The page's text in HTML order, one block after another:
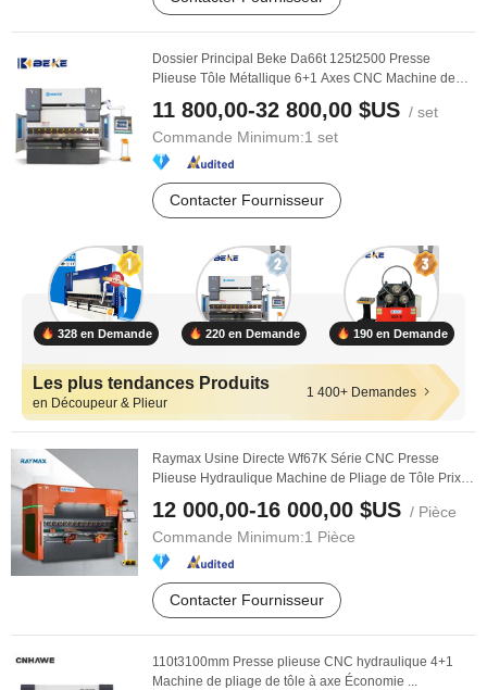
Dossier Principal Beke Da66t 125t2500 Presse
Plieuse Tôle Métallique 6+1 Axes CNC Machine de
11 800,00-32 800,00 $US / set
Commande Minimum:1 set
Contacter Fournisseur
328 en Demande 220 en Demande 190 en Demande
Les plus tendances Produits
en Découpeur & Plieur
1 400+ Demandes
Raymax Usine Directe Wf67K Série CNC Presse
Plieuse Hydraulique Machine de Pliage de Tôle Prix
12 000,00-16 000,00 $US / Pièce
Commande Minimum:1 Pièce
Contacter Fournisseur
110t3100mm Presse plieuse CNC hydraulique 4+1
Machine de pliage de tôle à axe Économie ...